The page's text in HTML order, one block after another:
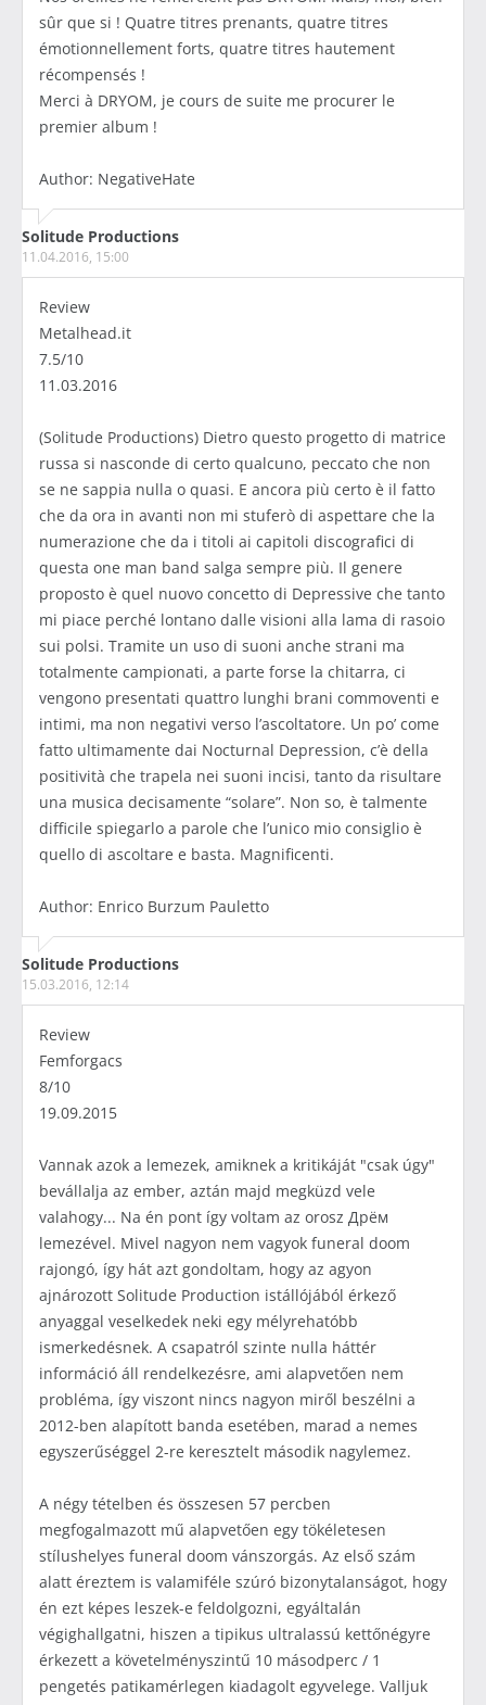
sûr que si ! Quatre titres prenants, quatre titres
émotionnellement forts, quatre titres hautement
récompensés !
Merci à DRYOM, je cours de suite me procurer le
premier album !
Author: NegativeHate
Solitude Productions
11.04.2016, 15:00
Review
Metalhead.it
7.5/10
11.03.2016
(Solitude Productions) Dietro questo progetto di matrice
russa si nasconde di certo qualcuno, peccato che non
se ne sappia nulla o quasi. E ancora più certo è il fatto
che da ora in avanti non mi stuferò di aspettare che la
numerazione che da i titoli ai capitoli discografici di
questa one man band salga sempre più. Il genere
proposto è quel nuovo concetto di Depressive che tanto
mi piace perché lontano dalle visioni alla lama di rasoio
sui polsi. Tramite un uso di suoni anche strani ma
totalmente campionati, a parte forse la chitarra, ci
vengono presentati quattro lunghi brani commoventi e
intimi, ma non negativi verso l’ascoltatore. Un po’ come
fatto ultimamente dai Nocturnal Depression, c’è della
positività che trapela nei suoni incisi, tanto da risultare
una musica decisamente “solare”. Non so, è talmente
difficile spiegarlo a parole che l’unico mio consiglio è
quello di ascoltare e basta. Magnificenti.
Author: Enrico Burzum Pauletto
Solitude Productions
15.03.2016, 12:14
Review
Femforgacs
8/10
19.09.2015
Vannak azok a lemezek, amiknek a kritikáját "csak úgy"
bevállalja az ember, aztán majd megküzd vele
valahogy... Na én pont így voltam az orosz Дрём
lemezével. Mivel nagyon nem vagyok funeral doom
rajongó, így hát azt gondoltam, hogy az agyon
ajnározott Solitude Production istállójából érkező
anyaggal veselkedek neki egy mélyrehatóbb
ismerkedésnek. A csapatról szinte nulla háttér
információ áll rendelkezésre, ami alapvetően nem
probléma, így viszont nincs nagyon miről beszélni a
2012-ben alapított banda esetében, marad a nemes
egyszerűséggel 2-re keresztelt második nagylemez.
A négy tételben és összesen 57 percben
megfogalmazott mű alapvetően egy tökéletesen
stílushelyes funeral doom vánszorgás. Az első szám
alatt éreztem is valamiféle szúró bizonytalanságot, hogy
én ezt képes leszek-e feldolgozni, egyáltalán
végighallgatni, hiszen a tipikus ultralassú kettőnégyre
érkezett a követelményszintű 10 másodperc / 1
pengetés patikamérlegen kiadagolt egyvelege. Valljuk